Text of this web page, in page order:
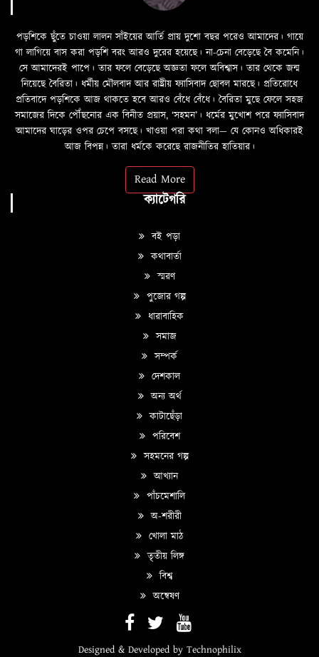
পড়শিকে ছুঁতে চাওয়া লালন সাঁইয়ের আর্তি প্রায় দুশো বছর পরেও আমাদের। গায়ে
গা লাগিয়ে বাস করা পড়শি বরং আরও দুরের হয়েছে। না-চেনা বেড়েছে বৈ কমেনি।
সে আমাদেরই পাপে। তার ফলে বেড়েছে অজ্ঞতা ফলে অবিশ্বাস। তার থেকে জন্ম
নিয়েছে বৈরিতা। ধর্মীয় মৌলবাদ আর রাষ্ট্রীয় ফ্যাসিবাদ ছোবল মারছে। প্রতিরোধে
প্রতিবাদে পড়শিকে আজ থাকতে হবে আরও বেঁধে বেঁধে। বৈরিতা মুছে ফেলে সহজ
সমাজের দিকে পৌঁছনোর এক বিনীত প্রয়াস, ‘সহমন’। ধর্মের মুখোশ পরে ফ্যাসিবাদ
আমাদের ঘাড়ের ওপর চেপে বসছে। খাওয়া পরা কথা বলা—­­ যে কোনও অধিকারই
আজ বিপন্ন। তারা ধর্মকে করেছে রাজনীতির হাতিয়ার।
Read More
ক্যাটেগরি
বই পড়া
কথাবার্তা
স্মরণ
পুজোর গল্প
ধারাবাহিক
সমাজ
সম্পর্ক
দেশকাল
অন্য অর্থ
কাটাছেঁড়া
পরিবেশ
সহমনের গল্প
আখ্যান
পাঁচমেশালি
অ-শরীরী
খোলা মাঠ
তৃতীয় লিঙ্গ
বিশ্ব
অন্বেষণ
Designed & Developed by Technophilix